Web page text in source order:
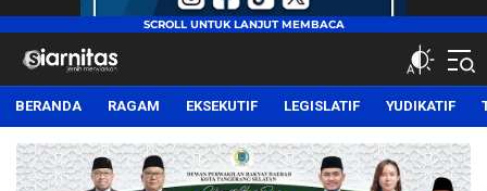
siarnitas
Jernih Menyiarkan
BERANDA RAGAM EKSEKUTIF LEGISLATIF YUDIKATIF